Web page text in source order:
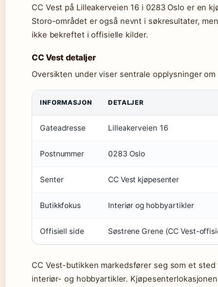
CC Vest på Lilleakerveien 16 i 0283 Oslo er en
Storo-området er også nevnt i søkresultater,
ikke bekreftet i offisielle kilder.
CC Vest detaljer
Oversikten under viser sentrale opplysninger
INFORMASJON DETALJER
Gateadresse Lilleakerveien 16
Postnummer 0283 Oslo
Senter CC Vest kjøpesenter
Butikkfokus Interiør og hobbyartikler
Offisiell side Søstrene Grene (CC Vest-
CC Vest-butikken markedsfører seg som et
interiør- og hobbyartikler.